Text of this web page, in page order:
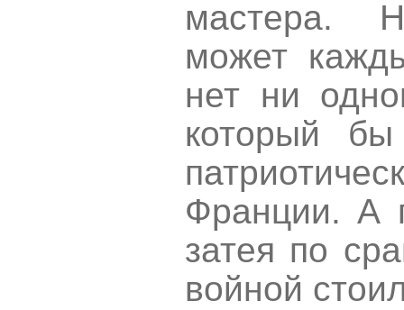
мастера.
может
нет ни
который
Франции. А
затея по
войной